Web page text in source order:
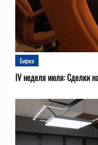
Биржа
IV неделя июля: Сделки